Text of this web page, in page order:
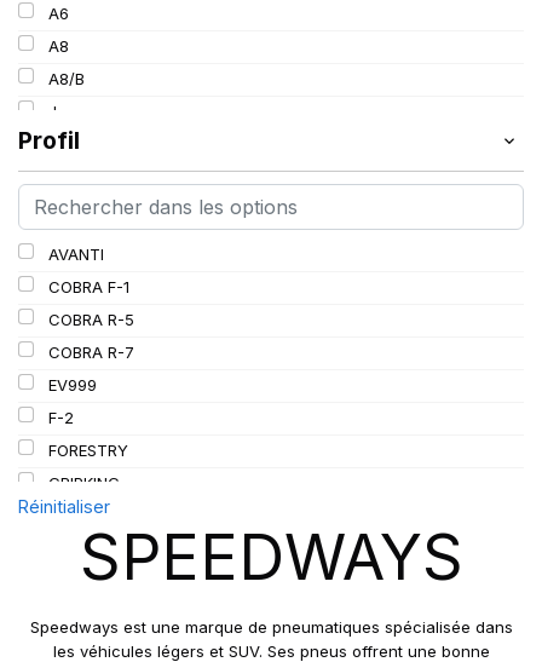
30
34
36
A6
A8
A8/B
J
L
PR
Profil
AVANTI
COBRA F-1
COBRA R-5
COBRA R-7
EV999
F-2
FORESTRY
GRIPKING
GRIPKING HD
GRIPKING R-1
LIFT KING
PK 303
Réinitialiser
SPEEDWAYS
Speedways est une marque de pneumatiques spécialisée dans
les véhicules légers et SUV. Ses pneus offrent une bonne